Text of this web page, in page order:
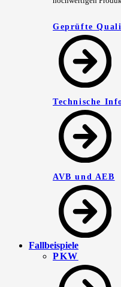
Geprüfte
Technische
AVB und AEB
Fallbeispiele
PKW